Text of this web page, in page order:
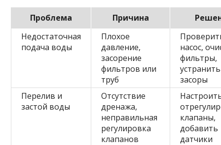
Проблема Причина
Недостаточная
подача воды
Плохое
давление,
засорение
фильтров или
труб
насос,
фильтры,
устранить
засоры
Перелив и
застой воды
Отсутствие
дренажа,
неправильная
регулировка
клапанов
клапаны,
добавить
датчики